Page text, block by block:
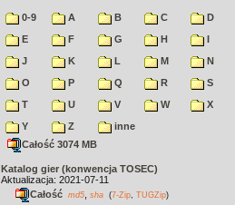
0-9 A B C
D
E
F G H
I
J
K L M
N
O
P Q R
S
T
U V W
X
Y
Z
inne
Całość 3074 MB
Katalog gier (konwencja TOSEC)
Aktualizacja: 2021-07-11
Całość md5 sha (7-Zip TUGZip)